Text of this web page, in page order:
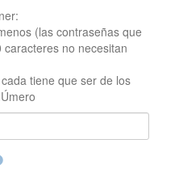
(las contraseñas que
no necesitan
tiene que ser de los